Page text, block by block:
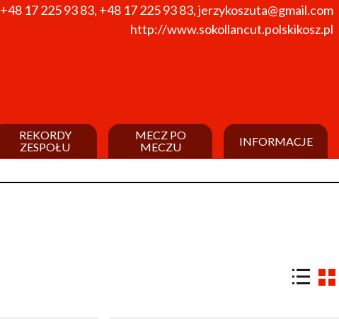
+48 17 225 93 83, +48 17 225 93 83,jerzykoszuta@gmail.com
http://www.sokollancut.polskikosz.pl
REKORDY
ZESPOŁU
MECZ PO
MECZU
INFORMACJE